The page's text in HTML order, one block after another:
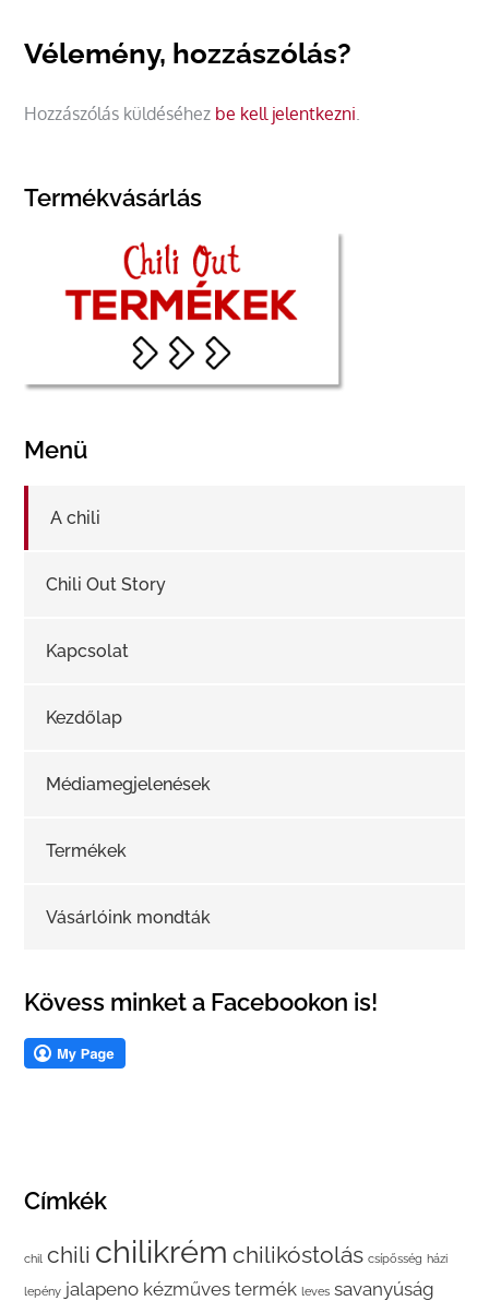
Vélemény, hozzászólás?
Hozzászólás küldéséhez be kell jelentkezni.
Termékvásárlás
Menü
A chili
Chili Out Story
Kapcsolat
Kezdőlap
Médiamegjelenések
Termékek
Vásárlóink mondták
Kövess minket a Facebookon is!
Címkék
chil chili chilikrém chilikóstolás csípősség házi
lepény jalapeno kézműves termék leves savanyúság